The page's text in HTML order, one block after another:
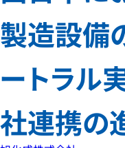
製造設備
ートラル
社連携の